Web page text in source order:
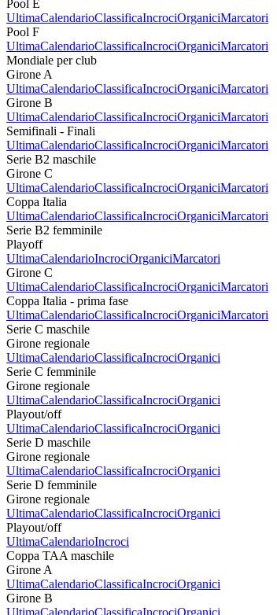
Pool E
UltimaCalendarioClassificaIncrociOrganiciMarcatori
Pool F
UltimaCalendarioClassificaIncrociOrganiciMarcatori
Mondiale per club
Girone A
UltimaCalendarioClassificaIncrociOrganiciMarcatori
Girone B
UltimaCalendarioClassificaIncrociOrganiciMarcatori
Semifinali - Finali
UltimaCalendarioClassificaIncrociOrganiciMarcatori
Serie B2 maschile
Girone C
UltimaCalendarioClassificaIncrociOrganiciMarcatori
Coppa Italia
UltimaCalendarioClassificaIncrociOrganiciMarcatori
Serie B2 femminile
Playoff
UltimaCalendarioIncrociOrganiciMarcatori
Girone C
UltimaCalendarioClassificaIncrociOrganiciMarcatori
Coppa Italia - prima fase
UltimaCalendarioClassificaIncrociOrganiciMarcatori
Serie C maschile
Girone regionale
UltimaCalendarioClassificaIncrociOrganici
Serie C femminile
Girone regionale
UltimaCalendarioClassificaIncrociOrganici
Playout/off
UltimaCalendarioClassificaIncrociOrganici
Serie D maschile
Girone regionale
UltimaCalendarioClassificaIncrociOrganici
Serie D femminile
Girone regionale
UltimaCalendarioClassificaIncrociOrganici
Playout/off
UltimaCalendarioIncroci
Coppa TAA maschile
Girone A
UltimaCalendarioClassificaIncrociOrganici
Girone B
UltimaCalendarioClassificaIncrociOrganici